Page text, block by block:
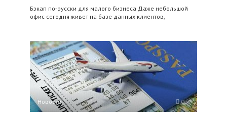
Бэкап по‑русски для малого бизнеса Даже небольшой
офис сегодня живет на базе данных клиентов,
Новости 0